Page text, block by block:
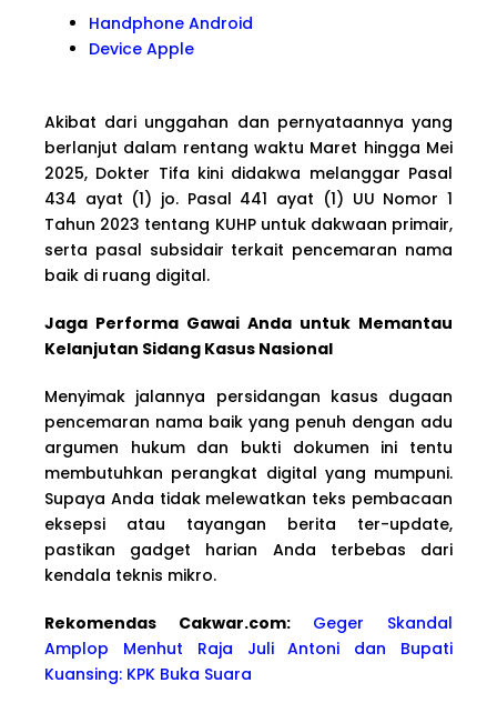
Handphone Android
Device Apple
Akibat dari unggahan dan pernyataannya yang
berlanjut dalam rentang waktu Maret hingga Mei
2025, Dokter Tifa kini didakwa melanggar Pasal
434 ayat (1) jo. Pasal 441 ayat (1) UU Nomor 1
Tahun 2023 tentang KUHP untuk dakwaan primair,
serta pasal subsidair terkait pencemaran nama
baik di ruang digital.
Jaga Performa Gawai Anda untuk Memantau
Kelanjutan Sidang Kasus Nasional
Menyimak jalannya persidangan kasus dugaan
pencemaran nama baik yang penuh dengan adu
argumen hukum dan bukti dokumen ini tentu
membutuhkan perangkat digital yang mumpuni.
Supaya Anda tidak melewatkan teks pembacaan
eksepsi atau tayangan berita ter-update,
pastikan gadget harian Anda terbebas dari
kendala teknis mikro.
Rekomendas Cakwar.com: Geger Skandal
Amplop Menhut Raja Juli Antoni dan Bupati
Kuansing: KPK Buka Suara